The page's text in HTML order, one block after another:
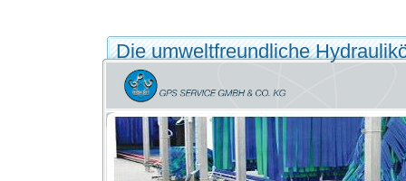
Die umweltfreundliche